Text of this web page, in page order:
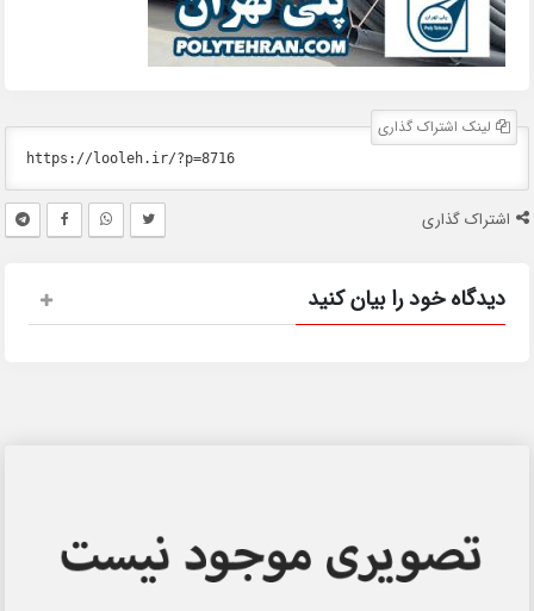
لینک اشتراک گذاری
اشتراک گذاری
دیدگاه خود را بیان کنید